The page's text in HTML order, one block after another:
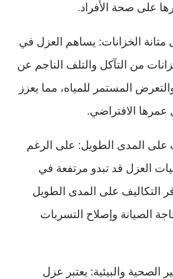
على صحة الأفراد.
متانة الخزانات: يساهم العزل في
من التآكل والتلف الناجم عن
المستمر للمياه، مما يعزز
عمرها الافتراضي.
على المدى الطويل: على الرغم
العزل قد تبدو مرتفعة في
توفر التكاليف على المدى الطويل
الصيانة وإصلاح التسربات
الصحية والبيئية: يعتبر عزل